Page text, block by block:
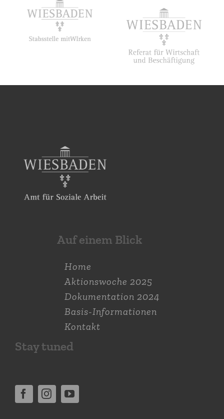
Auf einem Blick
Home
Aktions­woche 2025
Dokumen­tation 2024
Basis-Informationen
Kontakt
Stay tuned